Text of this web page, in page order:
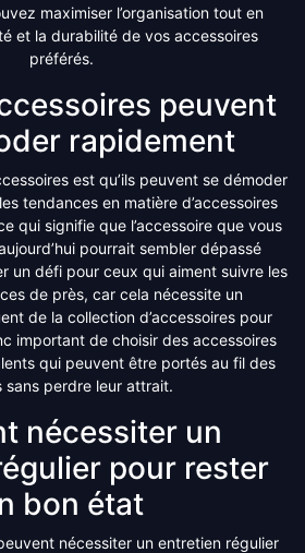
maximiser l’organisation tout en
et la durabilité de vos accessoires
préférés.
peuvent
rapidement
est qu’ils peuvent se démoder
tendances en matière d’accessoires
qui signifie que l’accessoire que vous
pourrait sembler dépassé
un défi pour ceux qui aiment suivre les
de près, car cela nécessite un
de la collection d’accessoires pour
important de choisir des accessoires
qui peuvent être portés au fil des
sans perdre leur attrait.
nécessiter un
pour rester
bon état
nécessiter un entretien régulier